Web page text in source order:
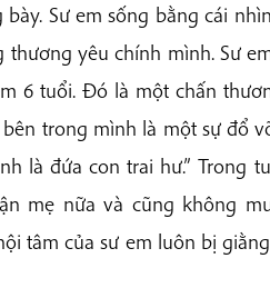
Sư em sống bằng cái
thương yêu chính mình. Sư
6 tuổi. Đó là một chấn
trong mình là một sự đổ
là đứa con trai hư.” Trong
mẹ nữa và cũng không
tâm của sư em luôn bị